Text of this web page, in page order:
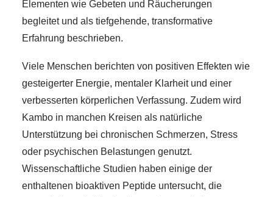
Elementen wie Gebeten und Räucherungen
begleitet und als tiefgehende, transformative
Erfahrung beschrieben.
Viele Menschen berichten von positiven Effekten wie
gesteigerter Energie, mentaler Klarheit und einer
verbesserten körperlichen Verfassung. Zudem wird
Kambo in manchen Kreisen als natürliche
Unterstützung bei chronischen Schmerzen, Stress
oder psychischen Belastungen genutzt.
Wissenschaftliche Studien haben einige der
enthaltenen bioaktiven Peptide untersucht, die